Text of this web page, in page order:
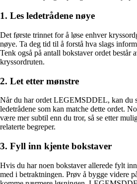
1. Les ledetrådene nøye
Det første trinnet for å løse enhver
nøye. Ta deg tid til å forstå hva slags
Tenk også på antall bokstaver ordet består
kryssordruten.
2. Let etter mønstre
Når du har ordet LEGEMSDDEL, kan du
ledetrådene som kan matche dette ordet.
være mer subtil enn du tror, så se etter
relaterte begreper.
3. Fyll inn kjente bokstaver
Hvis du har noen bokstaver allerede fylt
med i betraktningen. Prøv å bygge videre